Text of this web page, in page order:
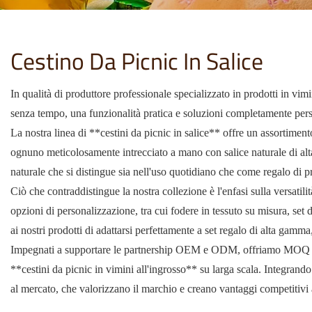
Cestino Da Picnic In Salice
In qualità di produttore professionale specializzato in prodotti in
senza tempo, una funzionalità pratica e soluzioni completamente
La nostra linea di **cestini da picnic in salice** offre un
ognuno meticolosamente intrecciato a mano con salice naturale di
naturale che si distingue sia nell'uso quotidiano che come regalo di
Ciò che contraddistingue la nostra collezione è l'enfasi sulla
opzioni di personalizzazione, tra cui fodere in tessuto su misura,
ai nostri prodotti di adattarsi perfettamente a set regalo di alta
Impegnati a supportare le partnership OEM e ODM, offriamo
**cestini da picnic in vimini all'ingrosso** su larga scala.
al mercato, che valorizzano il marchio e creano vantaggi